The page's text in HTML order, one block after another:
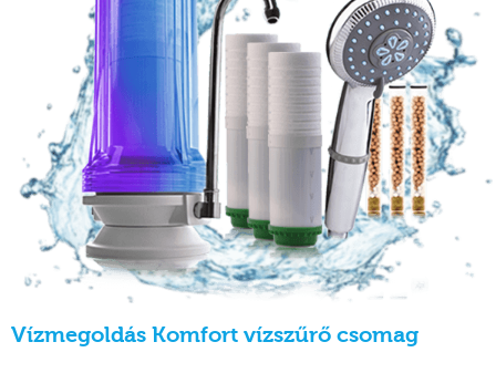
Vízmegoldás Komfort vízszűrő csomag